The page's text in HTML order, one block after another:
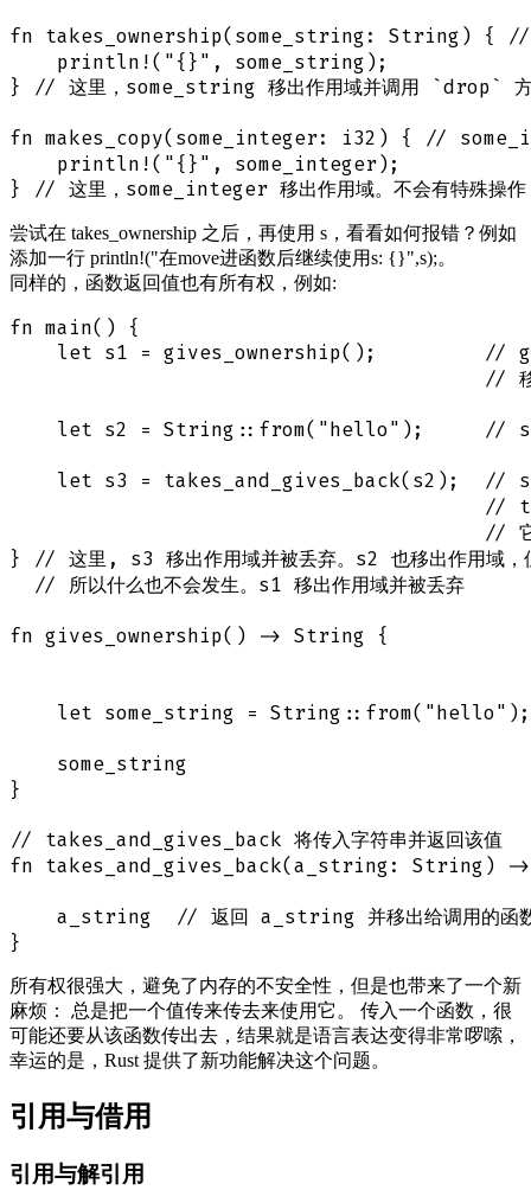
fn takes_ownership(some_string: String) { //
    println!("{}", some_string);
} // 这里，some_string 移出作用域并调用 `drop` 方
fn makes_copy(some_integer: i32) { //
    println!("{}", some_integer);
尝试在 takes_ownership 之后，再使用 s，看看如何报错？例如
添加一行 println!("在move进函数后继续使用s: {}",s);。
同样的，函数返回值也有所有权，例如:
fn main() {
let s1 = gives_ownership();         //
//
let s2 = String::from("hello");     // s2
let s3 = takes_and_gives_back(s2);  //
//
// 它
} // 这里, s3 移出作用域并被丢弃。s2 也移出作用域，
  // 所以什么也不会发生。s1 移出作用域并被丢弃
fn gives_ownership() -> String {             //
let some_string = String::from("hello");
some_string
}
// takes_and_gives_back 将传入字符串并返回该值
fn takes_and_gives_back(a_string: String) -
a_string  // 返回 a_string 并移出给调用的函
所有权很强大，避免了内存的不安全性，但是也带来了一个新
麻烦： 总是把一个值传来传去来使用它。 传入一个函数，很
可能还要从该函数传出去，结果就是语言表达变得非常啰嗦，
幸运的是，Rust 提供了新功能解决这个问题。
引用与借用
引用与解引用